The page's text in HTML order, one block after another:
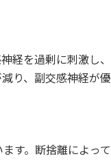
経を過剰に刺激し、
り、副交感神経が優
す。断捨離によって